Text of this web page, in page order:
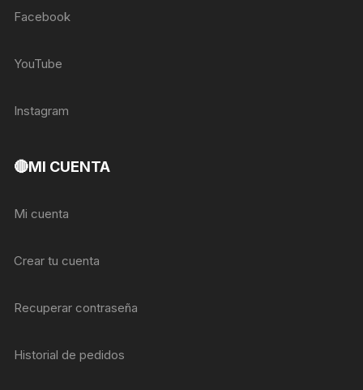
Facebook
YouTube
Instagram
🔴MI CUENTA
Mi cuenta
Crear tu cuenta
Recuperar contraseña
Historial de pedidos